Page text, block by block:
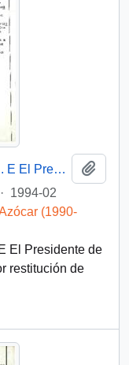
[ Carta: petición de audiencia con S . E El Presidente de la República, de Hector Burr Veyl por restitución de cargo ]
· 1994-02
(1990-
El Presidente de
restitución de